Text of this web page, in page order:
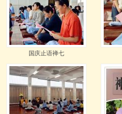
国庆止语禅七